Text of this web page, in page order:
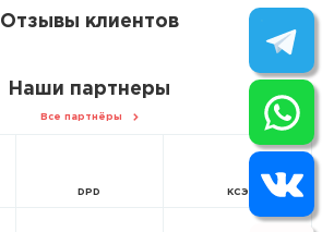
Отзывы клиентов
Наши партнеры
Все партнёры
DPD КСЭ